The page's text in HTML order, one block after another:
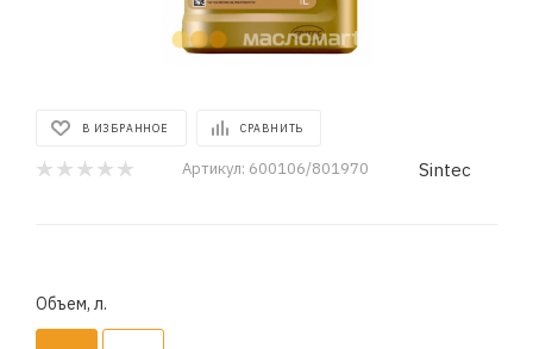
В ИЗБРАННОЕ СРАВНИТЬ
Артикул: 600106/801970 Sintec
Объем, л.